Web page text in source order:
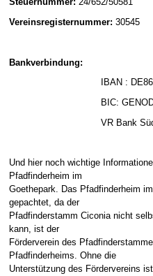
Vereinsregisternummer: 30545
Bankverbindung:
IBAN : DE86 5486
BIC:
VR Bank
Und hier noch wichtige
Pfadfinderheim im
Goethepark. Das Pfadfinderheim
gepachtet, da der
Pfadfinderstamm Ciconia nicht
kann, ist der
Förderverein des
Pfadfinderheims. Ohne die
Unterstützung des Fördervereins